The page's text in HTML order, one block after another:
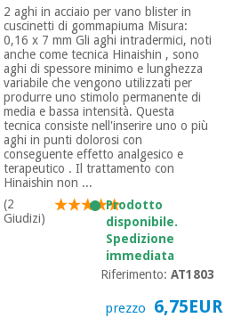
2 aghi in acciaio per vano blister in
cuscinetti di gommapiuma Misura:
0,16 x 7 mm Gli aghi intradermici, noti
anche come tecnica Hinaishin , sono
aghi di spessore minimo e lunghezza
variabile che vengono utilizzati per
produrre uno stimolo permanente di
media e bassa intensità. Questa
tecnica consiste nell'inserire uno o più
aghi in punti dolorosi con
conseguente effetto analgesico e
terapeutico . Il trattamento con
Hinaishin non ...
(2
Giudizi)
Prodotto
disponibile.
Spedizione
immediata
Riferimento:AT1803
prezzo 6,75EUR